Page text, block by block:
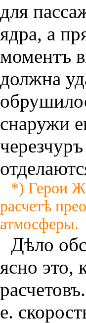
для
ядра, а
моментъ
должна
снаружи
*) Герои
расчетѣ
атмосферы.
Дѣло
ясно это,
е.